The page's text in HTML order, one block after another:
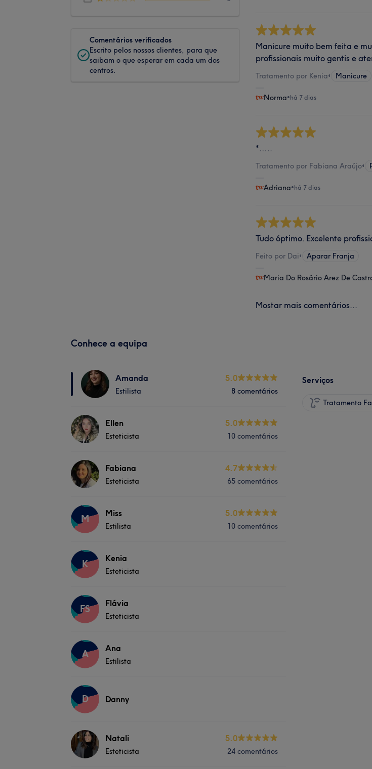
Comentários verificados
Escrito pelos nossos clientes, para que
saibam o que esperar em cada um dos
centros.
Manicure muito bem feita e
profissionais muito gentis e
Tratamento por Kenia• Manicure
Norma•há 7 dias
*…..
Tratamento por Fabiana Araújo•
Adriana•há 7 dias
Tudo óptimo. Excelente
Feito por Dai• Aparar Franja
Maria Do Rosário Arez De Castro
Mostar mais comentários...
Conhece a equipa
Amanda
Estilista
5.0
8 comentários
Ellen
Esteticista
5.0
10 comentários
Fabiana
Esteticista
4.7
65 comentários
M Miss
Estilista
5.0
10 comentários
K Kenia
Esteticista
FS Flávia
Esteticista
A Ana
Estilista
D Danny
Natali
Esteticista
5.0
24 comentários
Serviços
Tratamento